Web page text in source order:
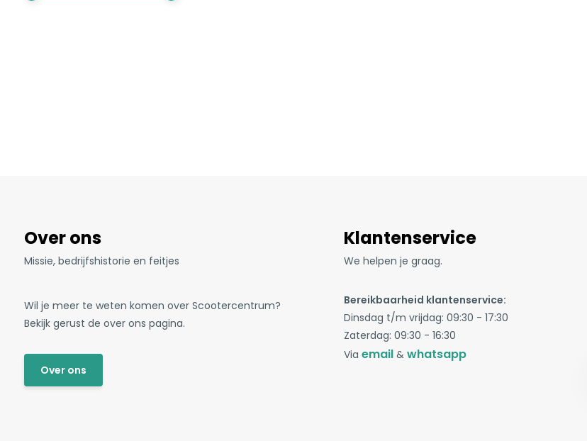
Over ons
Missie, bedrijfshistorie en feitjes
Wil je meer te weten komen over Scootercentrum?
Bekijk gerust de over ons pagina.
Over ons
Klantenservice
We helpen je graag.
Bereikbaarheid klantenservice:
Dinsdag t/m vrijdag: 09:30 - 17:30
Zaterdag: 09:30 - 16:30
Via email& whatsapp